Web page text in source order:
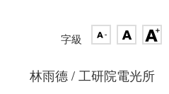
字級
林雨德 / 工研院電光所